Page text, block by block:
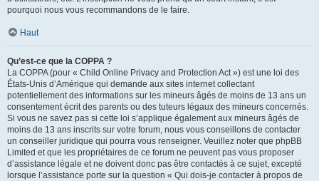
pourquoi nous vous recommandons de le faire.
Haut
Qu’est-ce que la COPPA ?
La COPPA (pour « Child Online Privacy and Protection Act ») est une loi des
États-Unis d’Amérique qui demande aux sites internet collectant
potentiellement des informations sur les mineurs âgés de moins de 13 ans un
consentement écrit des parents ou des tuteurs légaux des mineurs concernés.
Si vous ne savez pas si cette loi s’applique également aux mineurs âgés de
moins de 13 ans inscrits sur votre forum, nous vous conseillons de contacter
un conseiller juridique qui pourra vous renseigner. Veuillez noter que phpBB
Limited et que les propriétaires de ce forum ne peuvent pas vous proposer
d’assistance légale et ne doivent donc pas être contactés à ce sujet, excepté
lorsque l’assistance porte sur la question « Qui dois-je contacter à propos de